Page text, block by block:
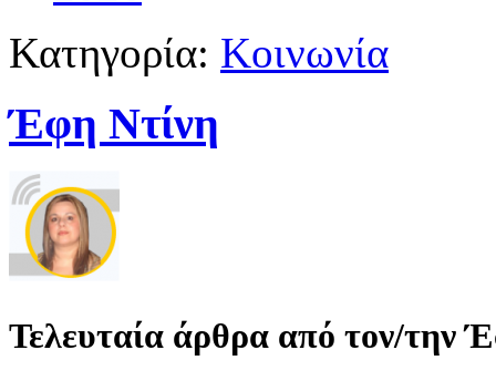
Κατηγορία: Κοινωνία
Έφη Ντίνη
Τελευταία άρθρα από τον/την